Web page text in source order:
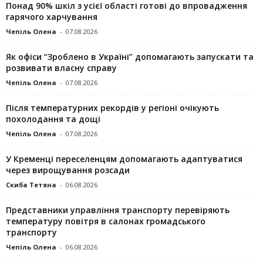
Понад 90% шкіл з усієї області готові до впровадження
гарячого харчування
Чепіль Олена - 07.08.2026
Як офіси “Зроблено в Україні” допомагають запускaти та
розвивати власну справу
Чепіль Олена - 07.08.2026
Після температурних рекордів у регіоні очікують
похолодання та дощі
Чепіль Олена - 07.08.2026
У Кременці переселенцям допомагають адаптуватися
через вирощування розсади
Скиба Тетяна - 06.08.2026
Представники управління транспорту перевіряють
температуру повітря в салонах громадського
транспорту
Чепіль Олена - 06.08.2026